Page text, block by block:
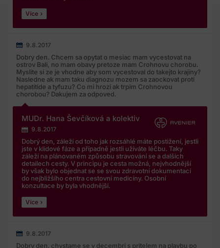
Více
9.8.2017
Dobry den. Chcem sa opytat o mesiac mam vycestovat na
ostrov Bali, no mam obavy pretoze mam Crohnovu chorobu.
Myslite si ze je vhodne aby som vycestoval do takejto krajiny?
Nasledne ak mam taku diagnozu mozem sa zaockovat proti
hepatitide a tyfuzu? Co mi hrozi ak trpim Crohnovou
chorobou? Dakujem za odpoved.
MUDr. Hana Ševčíková a kolektiv
9.8.2017
Dobrý den, záleží od toho jak rozsáhlé máte postižení, jestli
jste v klidové fáze a případně jestli užíváte léčbu. Taky
záleží na plánovaném způsobu stravování se a dalších
detailech cesty. V principu je cesta možná, nejvhodnější
by však bylo objednat se se svou zdravotní dokumentací
do nejbližšího centra cestovní medicíny. Osobní
konzultace by byla vhodnější.
Více
9.8.2017
Dobry den, chystame se v decembri s pritelem na plavbu po